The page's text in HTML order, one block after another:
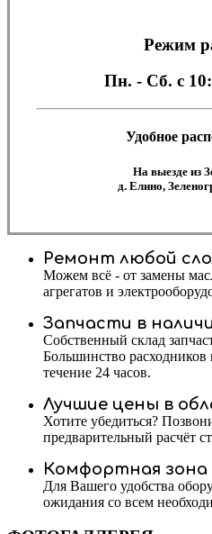
Режим
Пн. - Сб. с
Удобное
На выезде из
д. Елино,
Ремонт любой
Можем всё - от замены
агрегатов и
Запчасти в
Собственный склад
Большинство расходников
течение 24 часов.
Лучшие цены в
Хотите убедиться?
предварительный расчёт
Комфортная зона
Для Вашего удобства
ожидания со всем